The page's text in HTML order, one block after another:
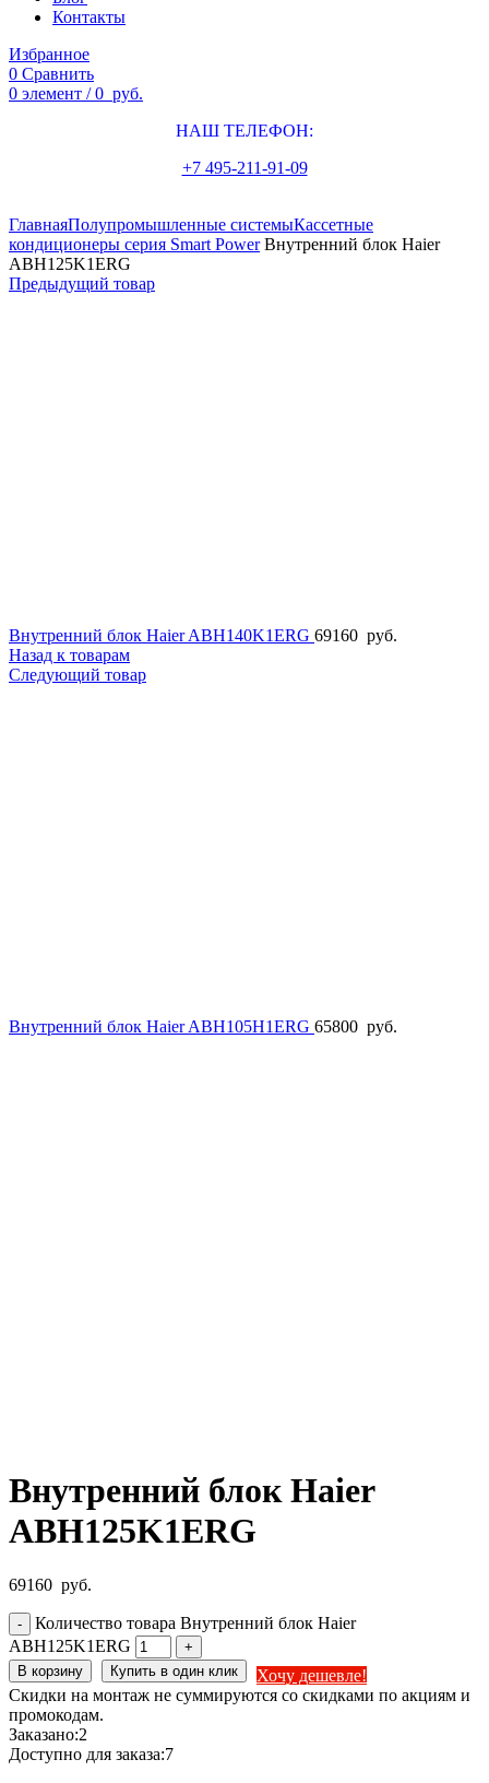
Контакты
Избранное
0 Сравнить
0 элемент / 0 руб.
НАШ ТЕЛЕФОН:
+7 495-211-91-09
ГлавнаяПолупромышленные системыКассетные
кондиционеры серия Smart PowerВнутренний блок Haier
ABH125K1ERG
Предыдущий товар
Внутренний блок Haier ABH140K1ERG 69160 руб.
Назад к товарам
Следующий товар
Внутренний блок Haier ABH105H1ERG 65800 руб.
Внутренний блок Haier
ABH125K1ERG
69160 руб.
Количество товара Внутренний блок Haier
ABH125K1ERG
В корзину Купить в один клик
Хочу дешевле!
Скидки на монтаж не суммируются со скидками по акциям и
промокодам.
Заказано:2
Доступно для заказа:7